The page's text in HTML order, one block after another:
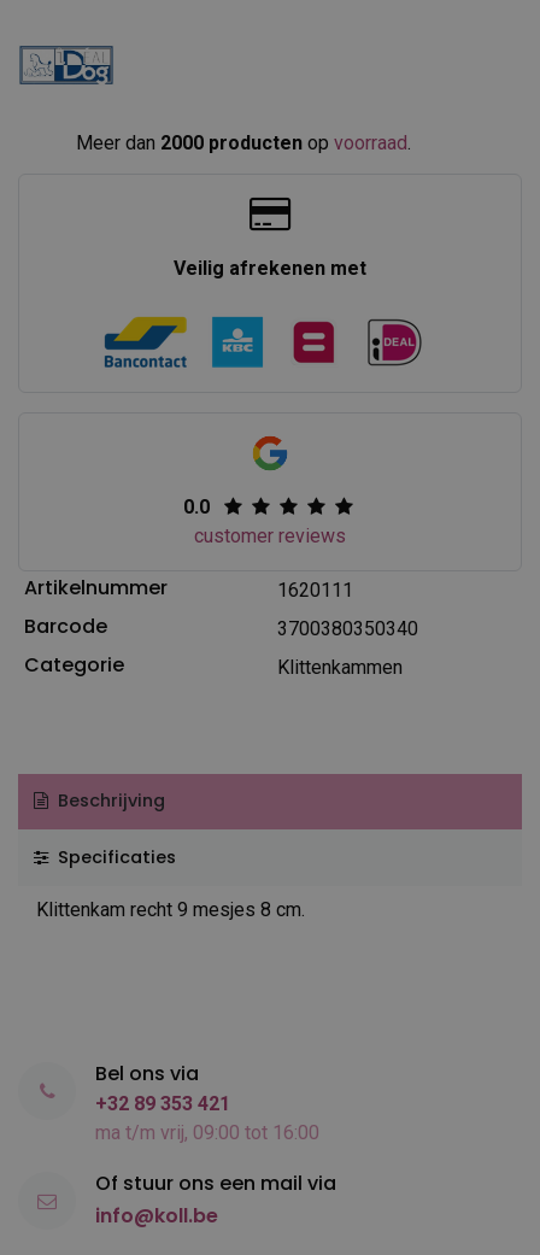
Meer dan 2000 producten op voorraad
Veilig afrekenen met
0.0
customer reviews
Artikelnummer 1620111
Barcode 3700380350340
Categorie Klittenkammen
Beschrijving
Specificaties
Klittenkam recht 9 mesjes 8 cm.
Bel ons via
+32 89 353 421
ma t/m vrij, 09:00 tot 16:00
Of stuur ons een mail via
info@koll.be